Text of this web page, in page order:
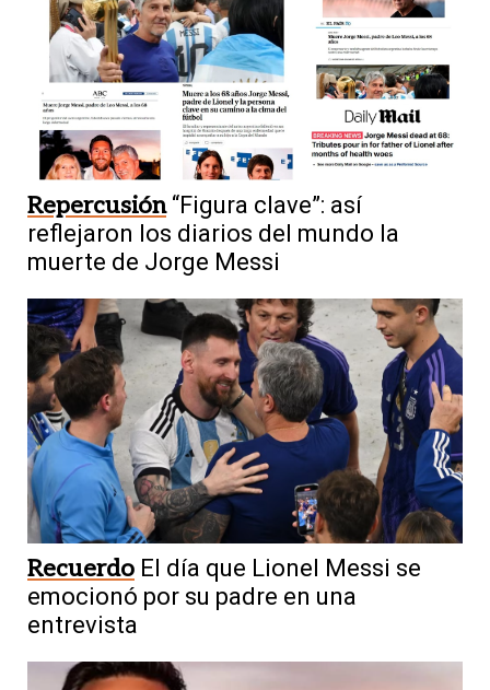
Repercusión “Figura clave”: así
reflejaron los diarios del mundo la
muerte de Jorge Messi
Recuerdo El día que Lionel Messi se
emocionó por su padre en una
entrevista